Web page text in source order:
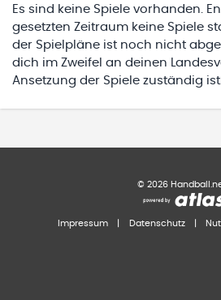
Es sind keine Spiele vorhanden.
gesetzten Zeitraum keine Spiele
der Spielpläne ist noch nicht
dich im Zweifel an deinen
Ansetzung der Spiele zuständig
© 2026
Impressum Datenschutz